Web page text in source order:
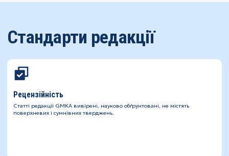
Стандарти редакції
Рецензійність
Статті редакції GMKA вивірені, науково обґрунтовані, не містять
поверхневих і сумнівних тверджень.